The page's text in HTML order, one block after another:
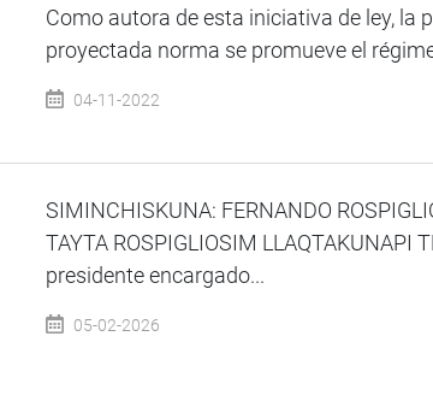
Como autora de esta iniciativa de ley, la
proyectada norma se promueve el
04-11-2022
SIMINCHISKUNA: FERNANDO
TAYTA ROSPIGLIOSIM LLAQTAKUNAPI
presidente encargado...
05-02-2026